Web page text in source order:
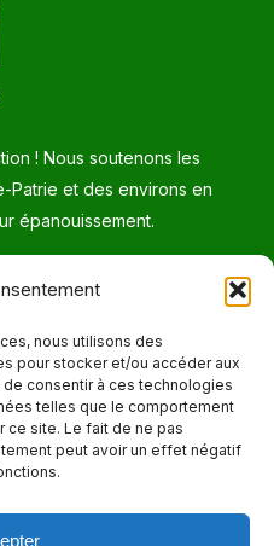
nous utilisons des
pour stocker et/ou accéder aux
consentir à ces technologies
telles que le comportement
ce site. Le fait de ne pas
peut avoir un effet négatif
! Nous soutenons les
Patrie et des environs en
épanouissement.